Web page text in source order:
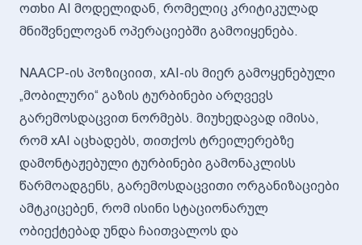
ოთხი AI მოდელიდან, რომელიც კრიტიკულად
მნიშვნელოვან ოპერაციებში გამოიყენება.
NAACP-ის პოზიციით, xAI-ის მიერ გამოყენებული
„მობილური“ გაზის ტურბინები არღვევს
გარემოსდაცვით ნორმებს. მიუხედავად იმისა,
რომ xAI აცხადებს, თითქოს ტრეილერებზე
დამონტაჟებული ტურბინები გამონაკლისს
წარმოადგენს, გარემოსდაცვითი ორგანიზაციები
ამტკიცებენ, რომ ისინი სტაციონარულ
ობიექტებად უნდა ჩაითვალოს და